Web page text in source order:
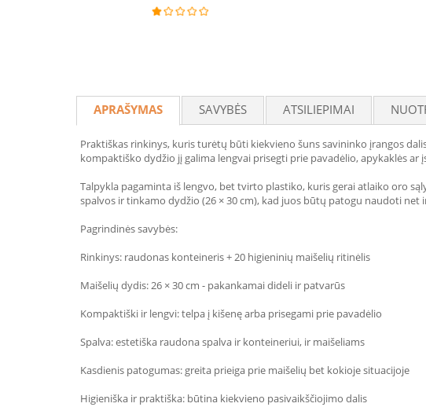
APRAŠYMAS SAVYBĖS ATSILIEPIMAI
Praktiškas rinkinys, kuris turėtų būti kiekvieno šuns savininko įrangos
kompaktiško dydžio jį galima lengvai prisegti prie pavadėlio, apykaklės
Talpykla pagaminta iš lengvo, bet tvirto plastiko, kuris gerai atlaiko oro
spalvos ir tinkamo dydžio (26 × 30 cm), kad juos būtų patogu naudoti net
Pagrindinės savybės:
Rinkinys: raudonas konteineris + 20 higieninių maišelių ritinėlis
Maišelių dydis: 26 × 30 cm - pakankamai dideli ir patvarūs
Kompaktiški ir lengvi: telpa į kišenę arba prisegami prie pavadėlio
Spalva: estetiška raudona spalva ir konteineriui, ir maišeliams
Kasdienis patogumas: greita prieiga prie maišelių bet kokioje situacijoje
Higieniška ir praktiška: būtina kiekvieno pasivaikščiojimo dalis